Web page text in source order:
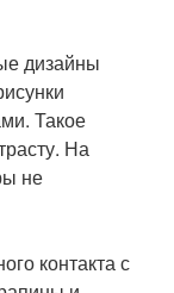
дизайны
Такое
На
не
контакта с